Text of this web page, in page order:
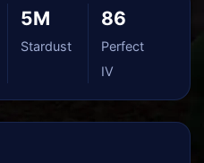
5M
Stardust
86
Perfect
IV